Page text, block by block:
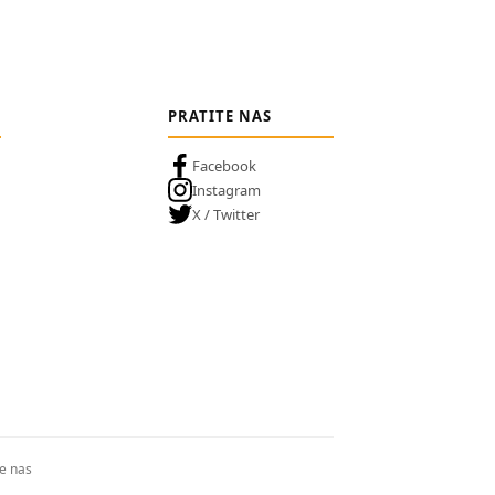
PRATITE NAS
Facebook
Instagram
X / Twitter
nas